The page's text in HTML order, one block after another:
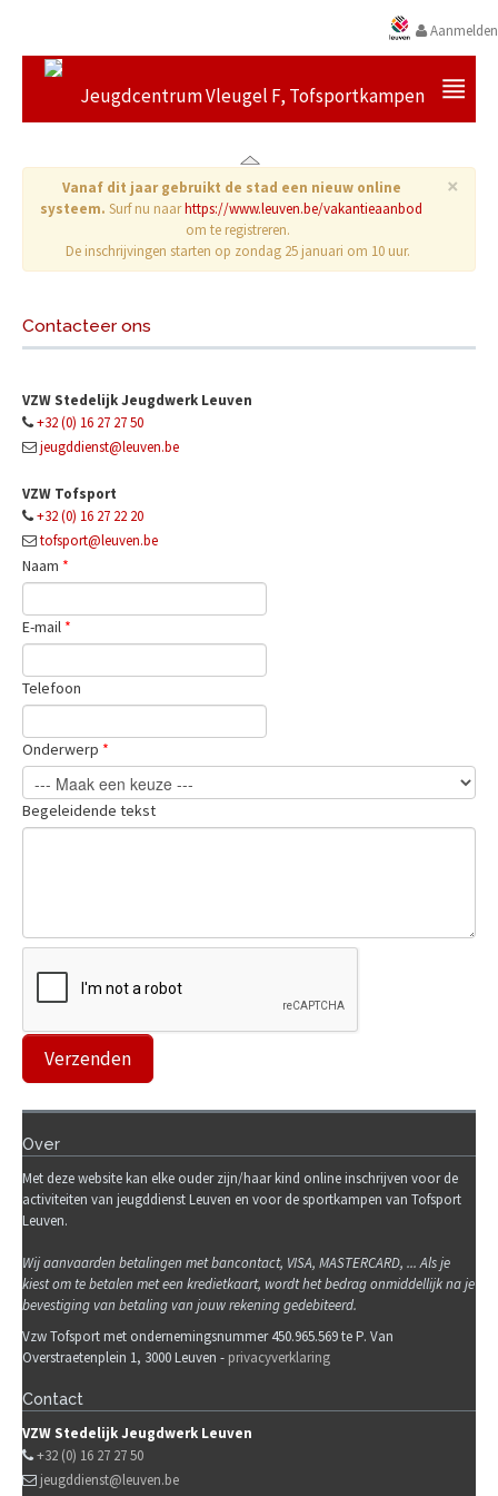
Aanmelden
Jeugdcentrum Vleugel F, Tofsportkampen
×
Vanaf dit jaar gebruikt de stad een nieuw online
systeem. Surf nu naarhttps://www.leuven.be/vakantieaanbod
om te registreren.
De inschrijvingen starten op zondag 25 januari om 10 uur.
Contacteer ons
VZW Stedelijk Jeugdwerk Leuven
+32 (0) 16 27 27 50
jeugddienst@leuven.be
VZW Tofsport
+32 (0) 16 27 22 20
tofsport@leuven.be
Naam *
E-mail *
Telefoon
Onderwerp *
Begeleidende tekst
Over
Met deze website kan elke ouder zijn/haar kind online inschrijven voor de
activiteiten van jeugddienst Leuven en voor de sportkampen van Tofsport
Leuven.
Wijaanvaarden betalingen met bancontact, VISA, MASTERCARD, ... Als je
kiest om te betalen met een kredietkaart, wordt het bedrag onmiddellijk na je
bevestiging van betaling van jouw rekening gedebiteerd.
Vzw Tofsport met ondernemingsnummer 450.965.569 te P. Van
Overstraetenplein 1, 3000 Leuven - privacyverklaring
Contact
VZW Stedelijk Jeugdwerk Leuven
+32 (0) 16 27 27 50
jeugddienst@leuven.be